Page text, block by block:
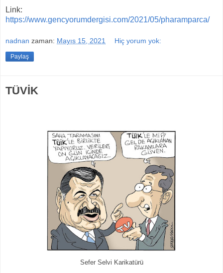
Link:
https://www.gencyorumdergisi.com/2021/05/pharamparca/
nadnan zaman: Mayıs 15, 2021 Hiç yorum yok:
Paylaş
TÜVİK
Sefer Selvi Karikatürü